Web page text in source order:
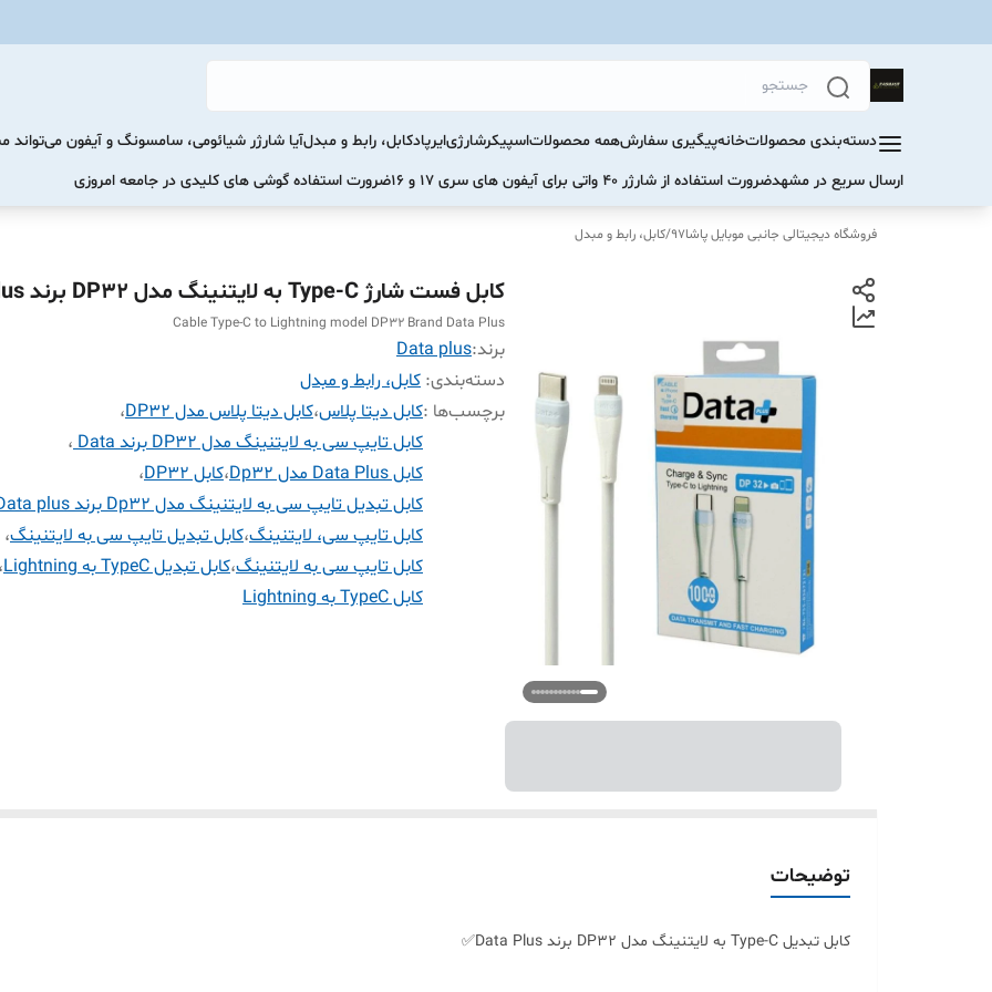
دسته‌بندی محصولاتخانهپیگیری سفارشهمه محصولاتاسپیکرشارژیایرپادکابل، رابط و مبدلآیا شارژر شیائومی، سامسونگ و آیفون
ارسال سریع در مشهدضرورت استفاده از شارژر ۴۰ واتی برای آیفون های سری ۱۷ و ۱۶ ضرورت استفاده گوشی های کلیدی در جامعه امروزی
فروشگاه دیجیتالی جانبی موبایل پاشا97 /کابل، رابط و مبدل
کابل فست شارژ Type-C به لایتنینگ مدل DP32 برند Data Plus
Cable Type-C to Lightning model DP32 Brand Data Plus
برند:Data plus
دسته‌بندی: کابل، رابط و مبدل
برچسب‌ها :کابل دیتا پلاس،کابل دیتا پلاس مدل DP32
،
کابل تایپ سی به لایتنینگ مدل DP32 برند Data
،
کابل Data Plus مدل Dp32
،کابل DP32
،
کابل تبدیل تایپ سی به لایتنینگ مدل Dp32 برند Data plus
کابل تایپ سی، لایتنینگ،کابل تبدیل تایپ سی به لایتنینگ،
کابل تایپ سی به لایتنینگ،کابل تبدیل TypeC به Lightning
کابل TypeC به Lightning
توضیحات
کابل تبدیل Type-C به لایتنینگ مدل DP32 برند Data Plus✅